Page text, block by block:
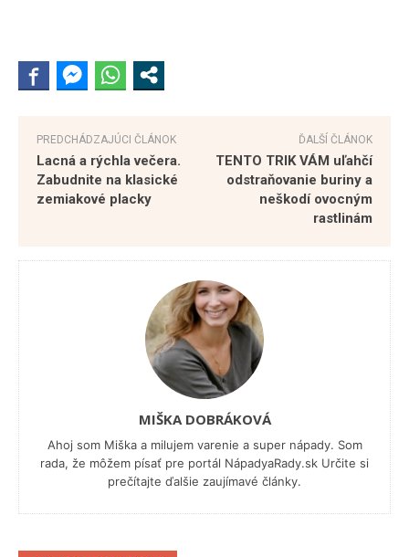
PREDCHÁDZAJÚCI ČLÁNOK
Lacná a rýchla večera.
Zabudnite na klasické
zemiakové placky
ĎALŠÍ ČLÁNOK
TENTO TRIK VÁM uľahčí
odstraňovanie buriny a
neškodí ovocným
rastlinám
MIŠKA DOBRÁKOVÁ
Ahoj som Miška a milujem varenie a super nápady. Som
rada, že môžem písať pre portál NápadyaRady.sk Určite si
prečítajte ďalšie zaujímavé články.